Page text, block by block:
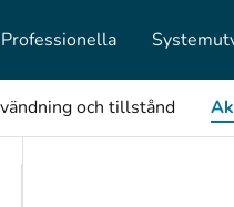
Professionella
och tillstånd